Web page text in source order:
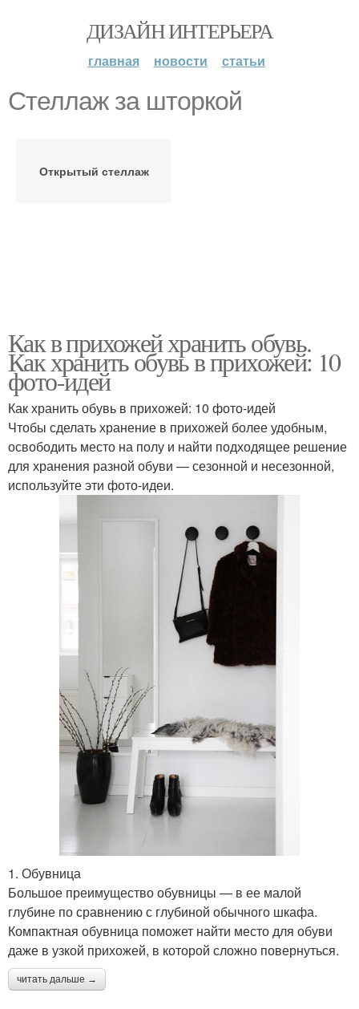
ДИЗАЙН ИНТЕРЬЕРА
главная новости статьи
Стеллаж за шторкой
Открытый стеллаж
Как в прихожей хранить обувь.
Как хранить обувь в прихожей: 10
фото-идей
Как хранить обувь в прихожей: 10 фото-идей
Чтобы сделать хранение в прихожей более удобным,
освободить место на полу и найти подходящее решение
для хранения разной обуви — сезонной и несезонной,
используйте эти фото-идеи.
1. Обувница
Большое преимущество обувницы — в ее малой
глубине по сравнению с глубиной обычного шкафа.
Компактная обувница поможет найти место для обуви
даже в узкой прихожей, в которой сложно повернуться.
читать дальше →